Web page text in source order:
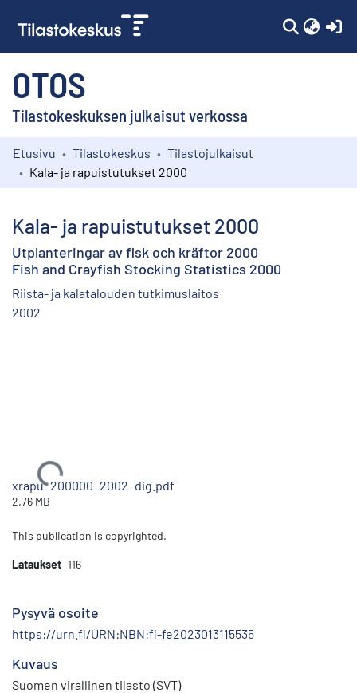
OTOS
Tilastokeskuksen julkaisut verkossa
Kokoelmat
Etusivu Tilastokeskus
Tilastojulkaisut
Kala- ja rapuistutukset 2000
Kala- ja rapuistutukset 2000
Utplanteringar av fisk och kräftor 2000
Fish and Crayfish Stocking Statistics 2000
Riista- ja kalatalouden tutkimuslaitos
2002
Ladataan...
xrapu_200000_2002_dig.pdf
2.76 MB
This publication is copyrighted.
Lataukset 116
Pysyvä osoite
https://urn.fi/URN:NBN:fi-fe2023013115535
Kuvaus
Suomen virallinen tilasto (SVT)